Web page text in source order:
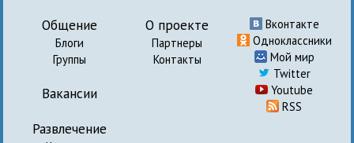
Общение
Блоги
Группы
Вакансии
Развлечение
О проекте
Партнеры
Контакты
Вконтакте
Одноклассники
Мой мир
Twitter
Youtube
RSS